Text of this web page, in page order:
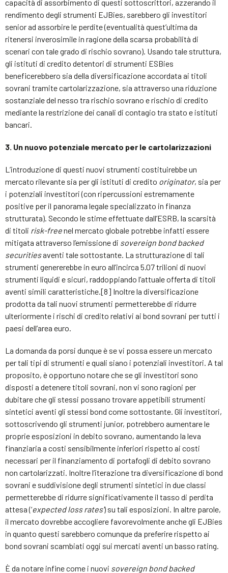
capacità di assorbimento di questi sottoscrittori, azzerando il
rendimento degli strumenti EJBies, sarebbero gli investitori
senior ad assorbire le perdite (eventualità quest’ultima da
ritenersi inverosimile in ragione della scarsa probabilità di
scenari con tale grado di rischio sovrano). Usando tale struttura,
gli istituti di credito detentori di strumenti ESBies
beneficerebbero sia della diversificazione accordata ai titoli
sovrani tramite cartolarizzazione, sia attraverso una riduzione
sostanziale del nesso tra rischio sovrano e rischio di credito
mediante la restrizione dei canali di contagio tra stato e istituti
bancari.
3. Un nuovo potenziale mercato per le cartolarizzazioni
L’introduzione di questi nuovi strumenti costituirebbe un
mercato rilevante sia per gli istituti di credito originator, sia per
i potenziali investitori (con ripercussioni estremamente
positive per il panorama legale specializzato in finanza
strutturata). Secondo le stime effettuate dall’ESRB, la scarsità
di titoli risk-freenel mercato globale potrebbe infatti essere
mitigata attraverso l’emissione di sovereign bond backed
securitiesaventi tale sottostante. La strutturazione di tali
strumenti genererebbe in euro all’incirca 5.07 trilioni di nuovi
strumenti liquidi e sicuri, raddoppiando l’attuale offerta di titoli
aventi simili caratteristiche.[8] Inoltre la diversificazione
prodotta da tali nuovi strumenti permetterebbe di ridurre
ulteriormente i rischi di credito relativi ai bond sovrani per tutti i
paesi dell’area euro.
La domanda da porsi dunque è se vi possa essere un mercato
per tali tipi di strumenti e quali siano i potenziali investitori. A tal
proposito, è opportuno notare che se gli investitori sono
disposti a detenere titoli sovrani, non vi sono ragioni per
dubitare che gli stessi possano trovare appetibili strumenti
sintetici aventi gli stessi bond come sottostante. Gli investitori,
sottoscrivendo gli strumenti junior, potrebbero aumentare le
proprie esposizioni in debito sovrano, aumentando la leva
finanziaria a costi sensibilmente inferiori rispetto ai costi
necessari per il finanziamento di portafogli di debito sovrano
non cartolarizzati. Inoltre l’iterazione tra diversificazione di bond
sovrani e suddivisione degli strumenti sintetici in due classi
permetterebbe di ridurre significativamente il tasso di perdita
attesa (‘expected loss rates’) su tali esposizioni. In altre parole,
il mercato dovrebbe accogliere favorevolmente anche gli EJBies
in quanto questi sarebbero comunque da preferire rispetto ai
bond sovrani scambiati oggi sui mercati aventi un basso rating.
È da notare infine come i nuovi sovereign bond backed